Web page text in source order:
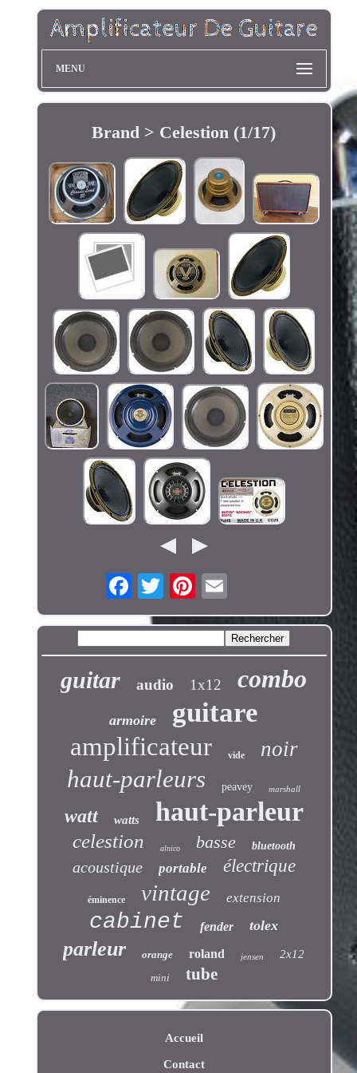
MENU
Brand > Celestion (1/17)
guitar audio 1x12 combo
armoire guitare
amplificateur vide noir
haut-parleurs peavey marshall
watt watts haut-parleur
celestion alnico basse bluetooth
acoustique portable électrique
éminence vintage extension
cabinet fender tolex
parleur orange roland jensen 2x12
mini tube
Accueil
Contact